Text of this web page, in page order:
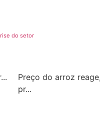
do setor
Preço do arroz
pr...